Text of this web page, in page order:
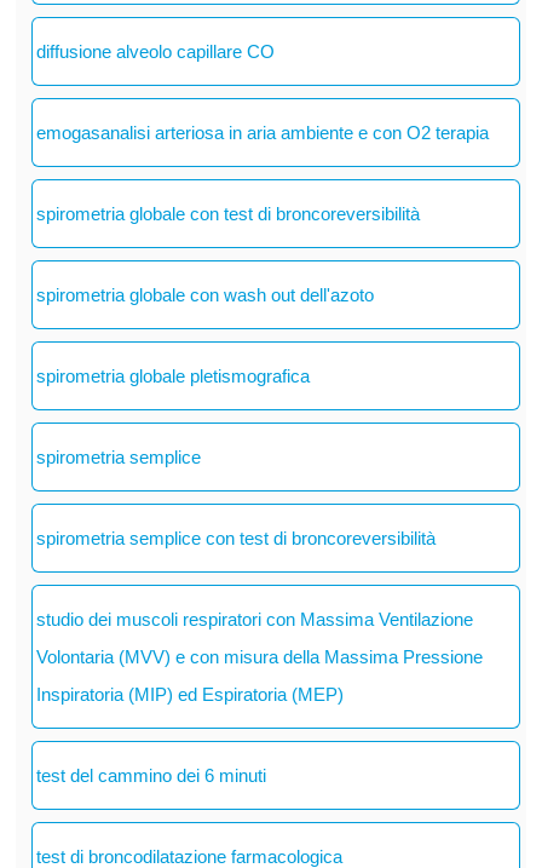
diffusione alveolo capillare CO
emogasanalisi arteriosa in aria ambiente e con O2 terapia
spirometria globale con test di broncoreversibilità
spirometria globale con wash out dell'azoto
spirometria globale pletismografica
spirometria semplice
spirometria semplice con test di broncoreversibilità
studio dei muscoli respiratori con Massima Ventilazione
Volontaria (MVV) e con misura della Massima Pressione
Inspiratoria (MIP) ed Espiratoria (MEP)
test del cammino dei 6 minuti
test di broncodilatazione farmacologica